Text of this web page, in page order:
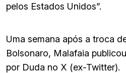
pelos Estados Unidos”.
Uma semana após a troca
Bolsonaro, Malafaia
por Duda no X (ex-Twitter).